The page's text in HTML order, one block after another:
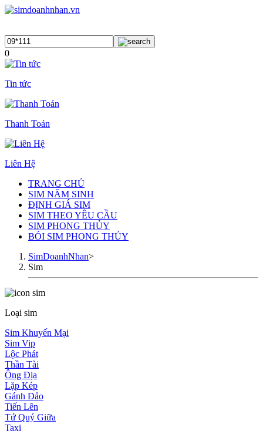
0
Tin tức
Thanh Toán
Liên Hệ
TRANG CHỦ
SIM NĂM SINH
ĐỊNH GIÁ SIM
SIM THEO YÊU CẦU
SIM PHONG THỦY
BÓI SIM PHONG THỦY
SimDoanhNhan>
Sim
Loại sim
Sim Khuyến Mại
Sim Vip
Lộc Phát
Thần Tài
Ông Địa
Lặp Kép
Gánh Đảo
Tiến Lên
Tứ Quý Giữa
Taxi